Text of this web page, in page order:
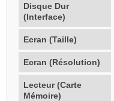
Disque Dur
(Interface)
Ecran (Taille)
Ecran (Résolution)
Lecteur (Carte
Mémoire)